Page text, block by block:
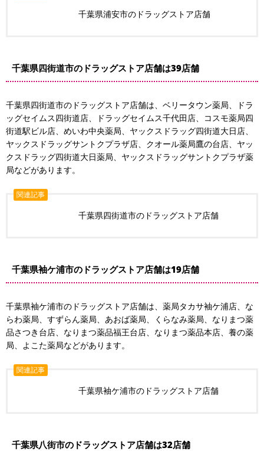
千葉県浦安市のドラッグストア店舗
千葉県四街道市のドラッグストア店舗は39店舗
千葉県四街道市のドラッグストア店舗は、ベリータウン薬局、ドラ
ッグセイムス四街道店、ドラッグセイムス千代田店、コスモ薬局四
街道駅ビル店、めいわ中央薬局、ヤックスドラッグ四街道大日店、
ヤックスドラッグサントクプラザ店、クオール薬局鷹の台店、ヤッ
クスドラッグ四街道大日薬局、ヤックスドラッグサントクプラザ薬
局などがあります。
関連記事
千葉県四街道市のドラッグストア店舗
千葉県袖ケ浦市のドラッグストア店舗は19店舗
千葉県袖ケ浦市のドラッグストア店舗は、薬局タカサ袖ケ浦店、な
らわ薬局、すずらん薬局、あおば薬局、くらなみ薬局、なりまつ薬
品さつき台店、なりまつ薬品福王台店、なりまつ薬品本店、養の薬
局、よこた薬局などがあります。
関連記事
千葉県袖ケ浦市のドラッグストア店舗
千葉県八街市のドラッグストア店舗は32店舗